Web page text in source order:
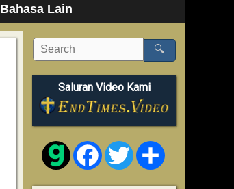
Bahasa Lain
🔍
Saluran Video Kami
FacebookTwitter